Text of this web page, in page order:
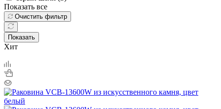
Показать все
Очистить фильтр
Показать
Хит